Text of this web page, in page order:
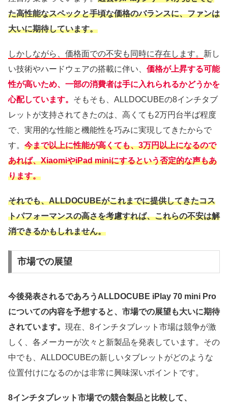
た高性能なスペックと手頃な価格のバランスに、ファンは
大いに期待しています。
しかしながら、価格面での不安も同時に存在します。 新し
い技術やハードウェアの搭載に伴い、 価格が上昇する可能
性が高いため、一部の消費者は手に入れられるかどうかを
心配しています。 そもそも、ALLDOCUBEの8インチタブ
レットが支持されてきたのは、高くても2万円台半ば程度
で、実用的な性能と機能性を巧みに実現してきたからで
す。 今まで以上に性能が高くても、3万円以上になるので
あれば、XiaomiやiPad miniにするという否定的な声もあ
ります。
それでも、ALLDOCUBEがこれまでに提供してきたコス
トパフォーマンスの高さを考慮すれば、これらの不安は解
消できるかもしれません。
市場での展望
今後発表されるであろうALLDOCUBE iPlay 70 mini Pro
についての内容を予想すると、市場での展望も大いに期待
されています。 現在、8インチタブレット市場は競争が激
しく、各メーカーが次々と新製品を発表しています。その
中でも、ALLDOCUBEの新しいタブレットがどのような
位置付けになるのかは非常に興味深いポイントです。
8インチタブレット市場での競合製品と比較して、